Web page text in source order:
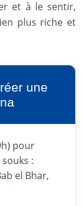
et à le sentir,
plus riche et
une
pour
:
el Bhar,